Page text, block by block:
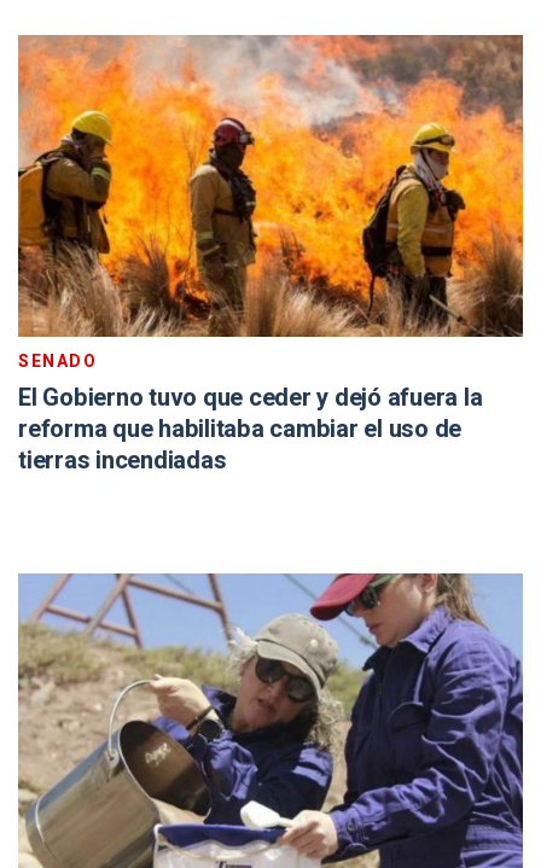
SENADO
El Gobierno tuvo que ceder y dejó afuera la
reforma que habilitaba cambiar el uso de
tierras incendiadas